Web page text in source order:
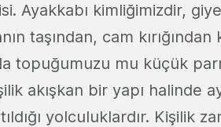
Ayakkabı kimliğimizdir,
taşından, cam
topuğumuzu mu küçük
akışkan bir yapı halinde
yolculuklardır. Kişilik